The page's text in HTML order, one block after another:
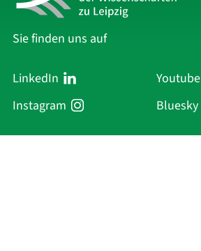
Sie finden uns auf
LinkedIn
Youtube
Instagram
Bluesky